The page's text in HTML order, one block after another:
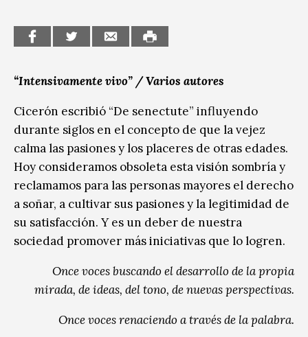
“Intensivamente vivo” / Varios autores
Cicerón escribió “De senectute” influyendo
durante siglos en el concepto de que la vejez
calma las pasiones y los placeres de otras edades.
Hoy consideramos obsoleta esta visión sombría y
reclamamos para las personas mayores el derecho
a soñar, a cultivar sus pasiones y la legitimidad de
su satisfacción. Y es un deber de nuestra
sociedad promover más iniciativas que lo logren.
Once voces buscando el desarrollo de la propia
mirada, de ideas, del tono, de nuevas perspectivas.
Once voces renaciendo a través de la palabra.